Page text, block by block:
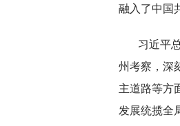
融入了中国
习近平
州考察，深
主道路等方
发展统揽全